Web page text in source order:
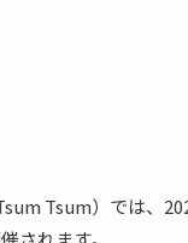
Tsum）では、